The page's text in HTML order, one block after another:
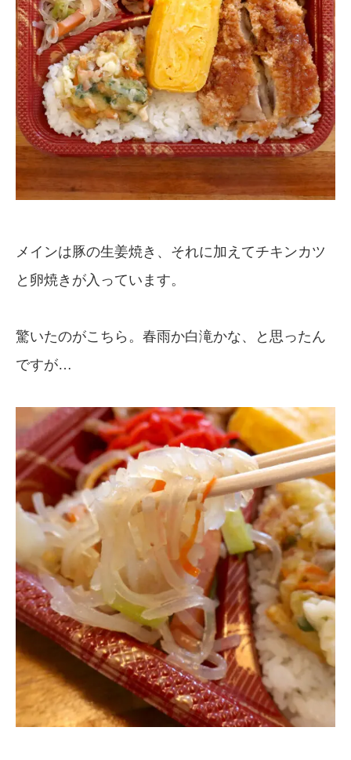
メインは豚の生姜焼き、それに加えてチキンカツ
と卵焼きが入っています。
驚いたのがこちら。春雨か白滝かな、と思ったん
ですが…